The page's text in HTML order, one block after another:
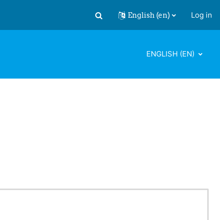
Toggle search input
English ‎(en)‎ Log in
ENGLISH ‎(EN)‎